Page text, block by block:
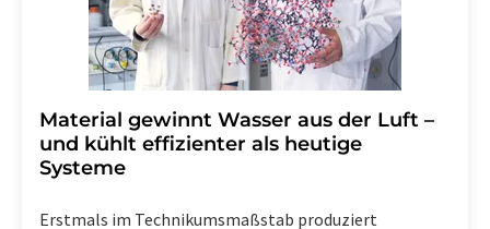
Material gewinnt Wasser aus der Luft –
und kühlt effizienter als heutige
Systeme
Erstmals im Technikumsmaßstab produziert